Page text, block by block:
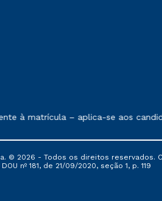
de prestação de serviços.
à matrícula – aplica-se aos
2026 - Todos os direitos reservados.
nº 181, de 21/09/2020, seção 1, p. 119